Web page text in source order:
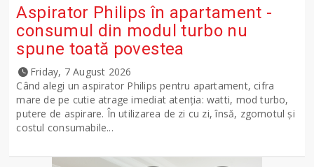
Aspirator Philips în apartament -
consumul din modul turbo nu
spune toată povestea
Friday, 7 August 2026
Când alegi un aspirator Philips pentru apartament, cifra
mare de pe cutie atrage imediat atenția: watti, mod turbo,
putere de aspirare. În utilizarea de zi cu zi, însă, zgomotul și
costul consumabile...